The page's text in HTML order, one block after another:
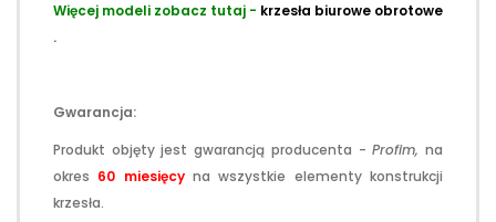
Więcej modeli zobacz tutaj - krzesła biurowe obrotowe
.
Gwarancja:
Produkt objęty jest gwarancją producenta -Profim, na
okres 60 miesięcy na wszystkie elementy konstrukcji
krzesła.